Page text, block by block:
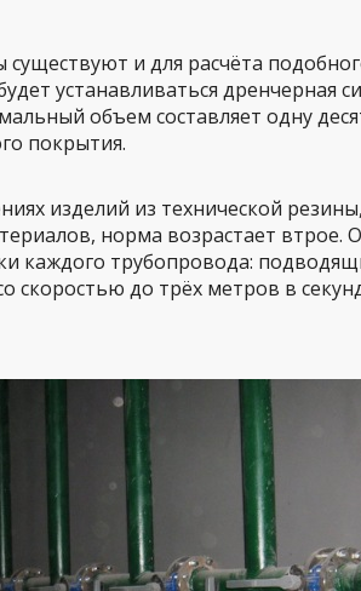
и для расчёта
устанавливаться дренчерная
объем составляет одну
покрытия.
изделий из технической
норма возрастает втрое.
каждого трубопровода:
скоростью до трёх метров в